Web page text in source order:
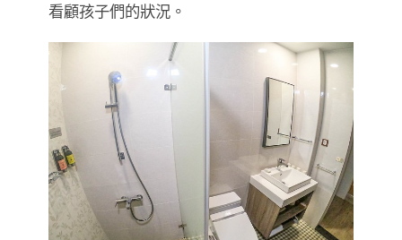
看顧孩子們的狀況。